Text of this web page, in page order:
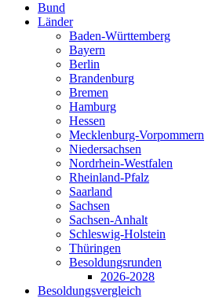
Bund
Länder
Baden-Württemberg
Bayern
Berlin
Brandenburg
Bremen
Hamburg
Hessen
Mecklenburg-Vorpommern
Niedersachsen
Nordrhein-Westfalen
Rheinland-Pfalz
Saarland
Sachsen
Sachsen-Anhalt
Schleswig-Holstein
Thüringen
Besoldungsrunden
2026-2028
Besoldungsvergleich